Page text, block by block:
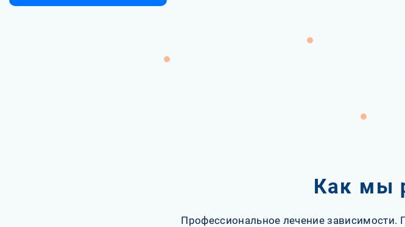
Как мы
Профессиональное лечение